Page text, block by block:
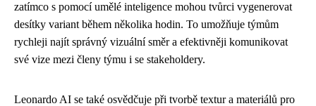
zatímco s pomocí umělé inteligence mohou tvůrci vygenerovat
desítky variant během několika hodin. To umožňuje týmům
rychleji najít správný vizuální směr a efektivněji komunikovat
své vize mezi členy týmu i se stakeholdery.
Leonardo AI se také osvědčuje při tvorbě textur a materiálů pro